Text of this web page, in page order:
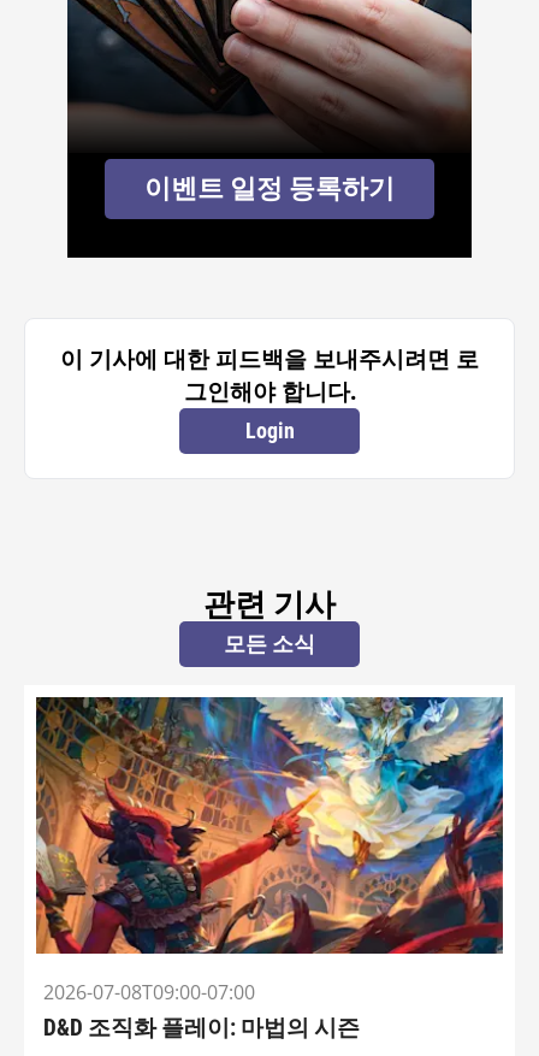
이벤트 일정 등록하기
이 기사에 대한 피드백을 보내주시려면 로
그인해야 합니다.
Login
관련 기사
모든 소식
2026-07-08T09:00-07:00
D&D 조직화 플레이: 마법의 시즌